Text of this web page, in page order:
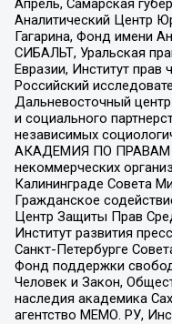
Апрель, Самарская
Аналитический Центр
Гагарина, Фонд имени
СИБАЛЬТ, Уральская
Евразии, Институт
Российский
Дальневосточный
и социального
независимых
АКАДЕМИЯ ПО ПРАВАМ
некоммерческих
Калининграде Совета
Гражданское
Центр Защиты Прав
Институт развития
Санкт-Петербурге
Фонд поддержки
Человек и Закон,
наследия академика
агентство МЕМО. РУ,